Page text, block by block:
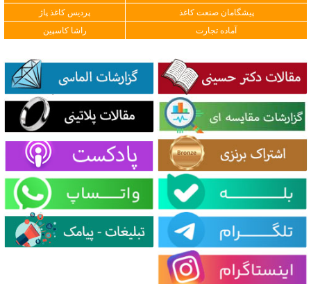
پیشگامان صنعت کاغذ
پردیس کاغذ پاژ
آماده تجارت
راشا کاسپین